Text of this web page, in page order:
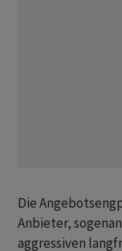
Die
Anbieter,
aggressiven